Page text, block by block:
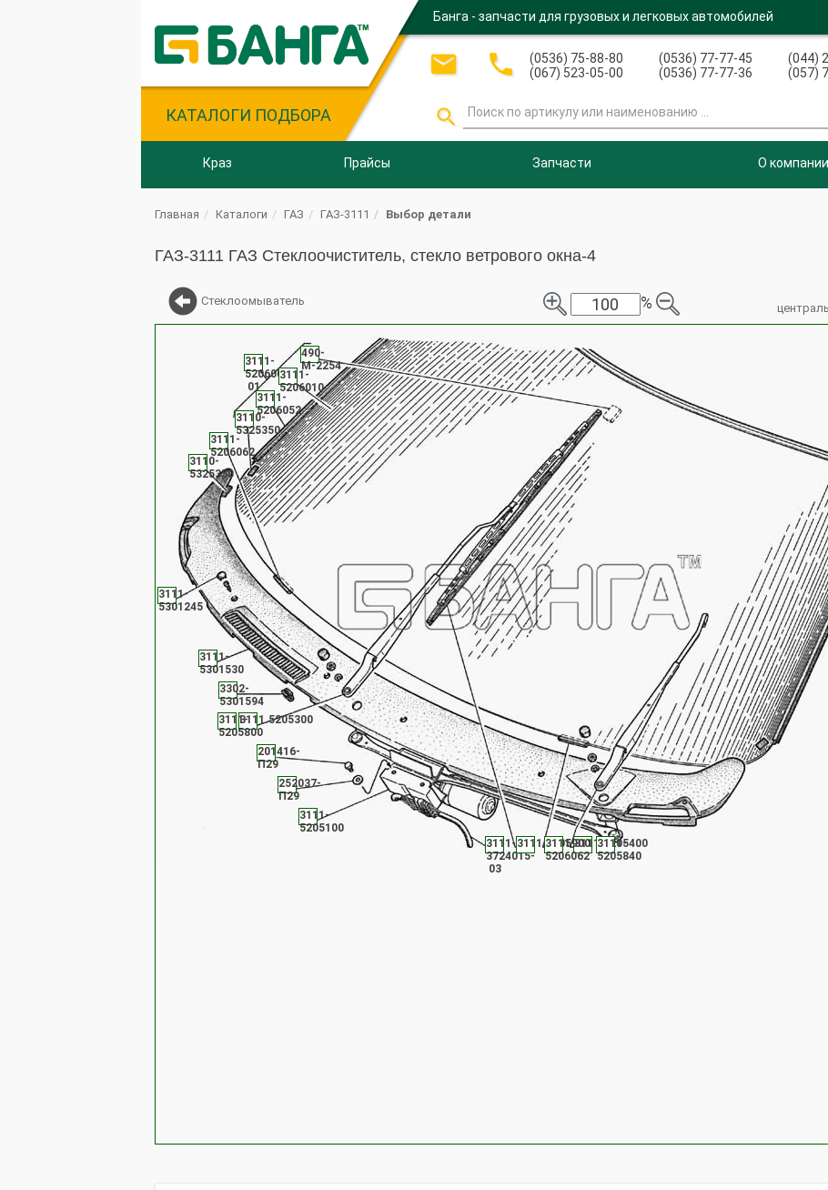
КАТАЛОГИ ПОДБОРА
Банга - запчасти для грузовых и легковых автомобилей
 
(0536) 75-88-80
(067) 523-05-00
(0536) 77-77-45
(0536) 77-77-36
(044)
(057)

Краз Прайсы Запчасти О компании
Главная Каталоги ГАЗ ГАЗ-3111 Выбор детали
ГАЗ-3111 ГАЗ Стеклоочиститель, стекло ветрового окна-4
Стеклоомыватель %
3302-
5301594
201416-
П29
3110-
5325350
3111-
3724015-
03
490-
М-2254
3110-
5325350
252037-
П29
3111-
5205100
3111.5205300
3111.5205400
3111-
5205800
3111-
5205840
3111.5205900
3111-
5206008-
01
3111-
5206010
3111-
5206052
3111-
5206062
3111-
5206062
3111-
5301245
3111-
5301530